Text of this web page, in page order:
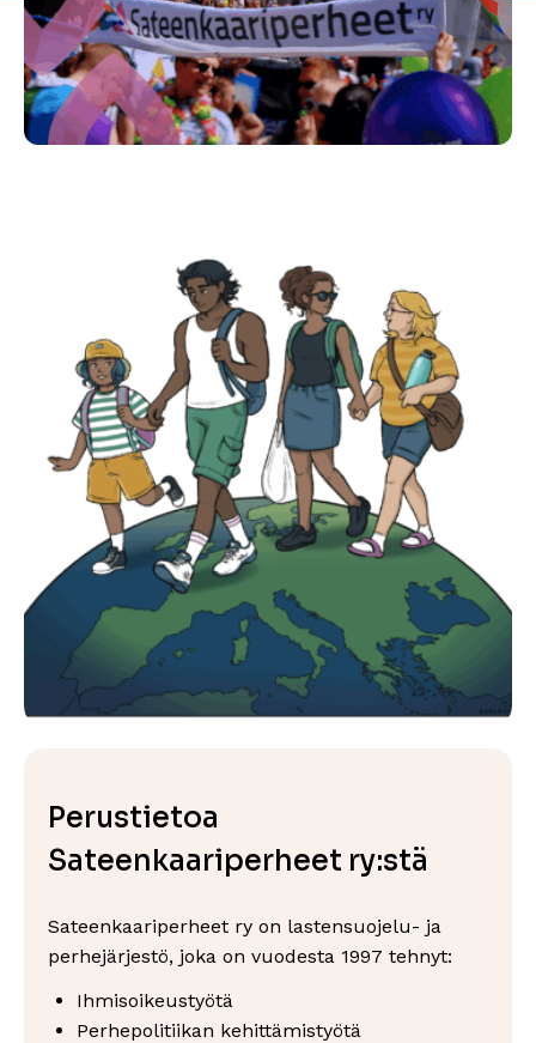
Perustietoa
Sateenkaariperheet ry:stä
Sateenkaariperheet ry on lastensuojelu- ja
perhejärjestö, joka on vuodesta 1997 tehnyt:
Ihmisoikeustyötä
Perhepolitiikan kehittämistyötä